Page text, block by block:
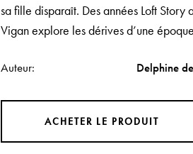
sa fille disparaît. Des années Loft
Vigan explore les dérives d’une
Auteur Delphine
ACHETER LE PRODUIT